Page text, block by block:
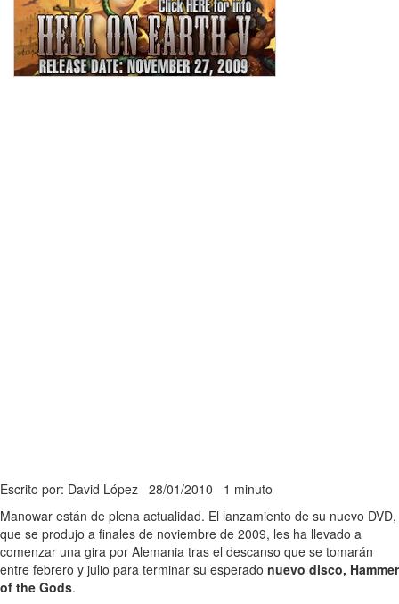
Escrito por: David López 28/01/2010 1 minuto
Manowar están de plena actualidad. El lanzamiento de su nuevo DVD,
que se produjo a finales de noviembre de 2009, les ha llevado a
comenzar una gira por Alemania tras el descanso que se tomarán
entre febrero y julio para terminar su esperado nuevo disco, Hammer
of the Gods.